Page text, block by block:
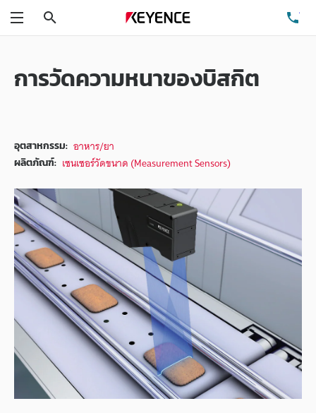
การวัดความหนาของบิสกิต
อุตสาหกรรม: อาหาร/ยา
ผลิตภัณฑ์: เซนเซอร์วัดขนาด (Measurement Sensors)